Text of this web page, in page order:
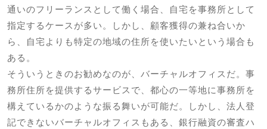
通いのフリーランスとして働く場合、自宅を事務所として
指定するケースが多い。しかし、顧客獲得の兼ね合いか
ら、自宅よりも特定の地域の住所を使いたいという場合も
ある。
そういうときのお勧めなのが、バーチャルオフィスだ。事
務所住所を提供するサービスで、都心の一等地に事務所を
構えているかのような振る舞いが可能だ。しかし、法人登
記できないバーチャルオフィスもある、銀行融資の審査ハ